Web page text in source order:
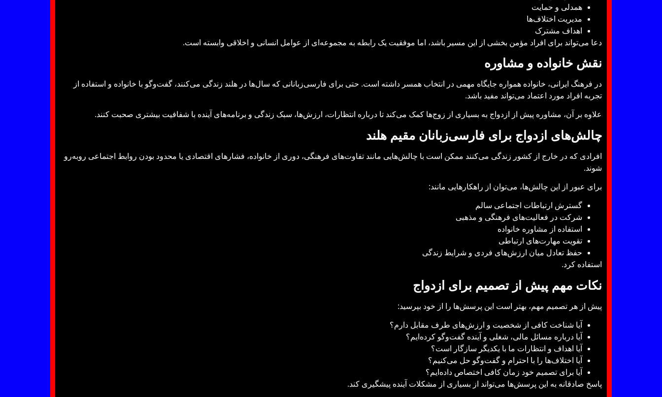
همدلی و حمایت
مدیریت اختلاف‌ها
اهداف مشترک
دعا می‌تواند برای افراد مؤمن بخشی از این مسیر باشد، اما موفقیت یک رابطه به مجموعه‌ای از عوامل انسانی و اخلاقی وابسته است.
نقش خانواده و مشاوره
در فرهنگ ایرانی، خانواده همواره جایگاه مهمی در انتخاب همسر داشته است. حتی برای فارسی‌زبانانی که سال‌ها در هلند زندگی می‌کنند، گفت‌وگو با خانواده و استفاده از
تجربه افراد مورد اعتماد می‌تواند مفید باشد.
علاوه بر آن، مشاوره پیش از ازدواج به بسیاری از زوج‌ها کمک می‌کند تا درباره انتظارات، ارزش‌ها، سبک زندگی و برنامه‌های آینده با شفافیت بیشتری صحبت کنند.
چالش‌های ازدواج برای فارسی‌زبانان مقیم هلند
افرادی که در خارج از کشور زندگی می‌کنند ممکن است با چالش‌هایی مانند تفاوت‌های فرهنگی، دوری از خانواده، فشارهای اقتصادی یا محدود بودن روابط اجتماعی روبه‌رو
شوند.
برای عبور از این چالش‌ها، می‌توان از راهکارهایی مانند:
گسترش ارتباطات اجتماعی سالم
شرکت در فعالیت‌های فرهنگی و مذهبی
استفاده از مشاوره خانواده
تقویت مهارت‌های ارتباطی
حفظ تعادل میان ارزش‌های فردی و شرایط زندگی
استفاده کرد.
نکات مهم پیش از تصمیم برای ازدواج
پیش از هر تصمیم مهم، بهتر است این پرسش‌ها را از خود بپرسید:
آیا شناخت کافی از شخصیت و ارزش‌های طرف مقابل دارم؟
آیا درباره مسائل مالی، شغلی و آینده گفت‌وگو کرده‌ایم؟
آیا اهداف و انتظارات ما با یکدیگر سازگار است؟
آیا اختلاف‌ها را با احترام و گفت‌وگو حل می‌کنیم؟
آیا برای تصمیم خود زمان کافی اختصاص داده‌ایم؟
پاسخ صادقانه به این پرسش‌ها می‌تواند از بسیاری از مشکلات آینده پیشگیری کند.